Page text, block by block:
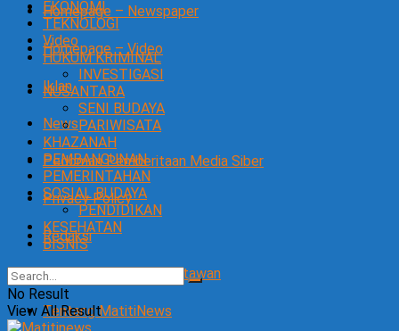
Homepage – Newspaper
Homepage – Video
Iklan
News
Pedoman Pemberitaan Media Siber
Privacy Policy
Redaksi
SOP Perlindungan Wartawan
Tentang MatitiNews
EKONOMI
TEKNOLOGI
Video
HUKUM KRIMINAL
INVESTIGASI
NUSANTARA
SENI BUDAYA
PARIWISATA
KHAZANAH
PEMBANGUNAN
PEMERINTAHAN
SOSIAL BUDAYA
PENDIDIKAN
KESEHATAN
BISNIS
No Result
View All Result